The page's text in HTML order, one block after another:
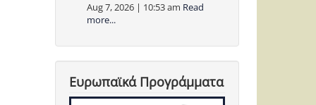
Aug 7, 2026 | 10:53 am Read
more...
Ευρωπαϊκά Προγράμματα